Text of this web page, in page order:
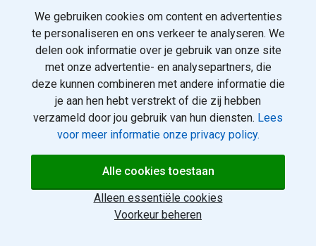
Waarom Rotterdamvakanties.nl?
Rotterdamvakanties.nl is onderdeel van een netwerk van
regionale vakantiesites, samen met Eeldevakanties.nl en
Eindhovenvakanties.nl. We richten ons specifiek op reizigers
die vanaf hun eigen regionale luchthaven willen vertrekken,
zonder de omweg via Schiphol.
Het aanbod op Rotterdamvakanties.nl bestaat uitsluitend uit
pakketreizen waarbij de vlucht vertrekt vanuit Rotterdam The
Hague Airport. Dat betekent geen verborgen vluchten via
andere luchthavens, geen kleine lettertjes en geen
onaangename verrassingen bij het afrekenen.
We gebruiken cookies om content en advertenties
te personaliseren en ons verkeer te analyseren. We
delen ook informatie over je gebruik van onze site
met onze advertentie- en analysepartners, die
deze kunnen combineren met andere informatie die
je aan hen hebt verstrekt of die zij hebben
verzameld door jou gebruik van hun diensten. Lees
voor meer informatie onze privacy policy.
Alle cookies toestaan
Alleen essentiële cookies
Voorkeur beheren